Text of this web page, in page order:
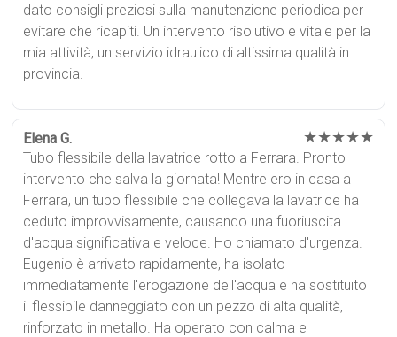
dato consigli preziosi sulla manutenzione periodica per
evitare che ricapiti. Un intervento risolutivo e vitale per la
mia attività, un servizio idraulico di altissima qualità in
provincia.
Elena G. ★★★★★
Tubo flessibile della lavatrice rotto a Ferrara. Pronto
intervento che salva la giornata! Mentre ero in casa a
Ferrara, un tubo flessibile che collegava la lavatrice ha
ceduto improvvisamente, causando una fuoriuscita
d'acqua significativa e veloce. Ho chiamato d'urgenza.
Eugenio è arrivato rapidamente, ha isolato
immediatamente l'erogazione dell'acqua e ha sostituito
il flessibile danneggiato con un pezzo di alta qualità,
rinforzato in metallo. Ha operato con calma e